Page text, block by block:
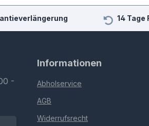
14
-
Informationen
Abholservice
AGB
Widerrufsrecht